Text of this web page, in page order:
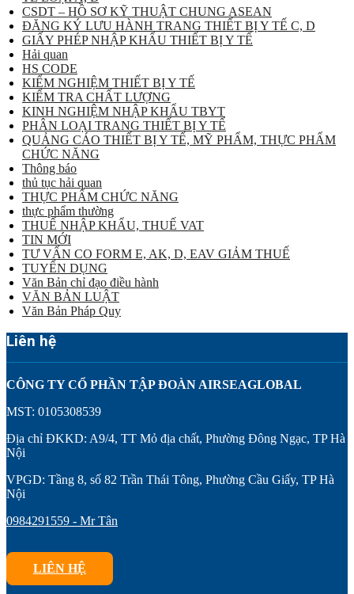
CSDT – HỒ SƠ KỸ THUẬT CHUNG ASEAN
ĐĂNG KÝ LƯU HÀNH TRANG THIẾT BỊ Y TẾ C, D
GIẤY PHÉP NHẬP KHẨU THIẾT BỊ Y TẾ
Hải quan
HS CODE
KIỂM NGHIỆM THIẾT BỊ Y TẾ
KIỂM TRA CHẤT LƯỢNG
KINH NGHIỆM NHẬP KHẨU TBYT
PHÂN LOẠI TRANG THIẾT BỊ Y TẾ
QUẢNG CÁO THIẾT BỊ Y TẾ, MỸ PHẨM, THỰC PHẨM
CHỨC NĂNG
Thông báo
thủ tục hải quan
THỰC PHẨM CHỨC NĂNG
thực phẩm thường
THUẾ NHẬP KHẨU, THUẾ VAT
TIN MỚI
TƯ VẤN CO FORM E, AK, D, EAV GIẢM THUẾ
TUYỂN DỤNG
Văn Bản chỉ đạo điều hành
VĂN BẢN LUẬT
Văn Bản Pháp Quy
Liên hệ
CÔNG TY CỔ PHẦN TẬP ĐOÀN AIRSEAGLOBAL
MST: 0105308539
Địa chỉ ĐKKD: A9/4, TT Mỏ địa chất, Phường Đông Ngạc, TP Hà
Nội
VPGD: Tầng 8, số 82 Trần Thái Tông, Phường Cầu Giấy, TP Hà
Nội
0984291559 - Mr Tân
LIÊN HỆ